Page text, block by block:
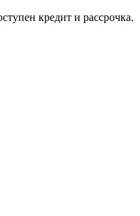
кредит и рассрочка.